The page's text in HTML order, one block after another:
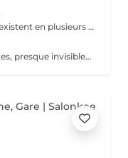
Les Cheveux naturelles de Hairdreams existent en plusieurs variétés et qualités Venez au salon pour votre devis gratuit
Les MicroLines sont des micro-chaînettes, presque invisibles, sur lesquelles sont noués à la main des cheveux Hairdreams. Une fois la couleur et la structure choisies, elles sont fixées à vos cheveux et s´intègrent discrètement, dans une harmonie parfaite à la chevelure. Les microlines sont disponibles à partir de 1750 Euro